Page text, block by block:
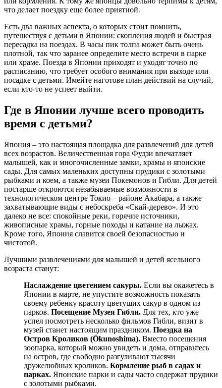
что делает поездку еще более приятной.
Есть два важных аспекта, о которых стоит помнить,
путешествуя с детьми в Японии: скопления людей и быстрая
пересадка на поездах. В часы пик толпа может быть очень
плотной, так что заранее определите место встречи в парке
или храме. Поезда в Японии приходят и уходят точно по
расписанию, что требует особого внимания при выходе или
посадке с детьми. Имейте наготове план действий на случай,
если кто-то не успеет выйти.
Где в Японии лучше всего проводить
время с детьми?
Япония – это настоящая площадка для развлечений для детей
всех возрастов. Величественная гора Фудзи впечатляет
малышей, как и многочисленные замки, храмы и японские
сады. Для самых маленьких доступны прудики с золотыми
рыбками и коем, а также музеи Покемонов и Гибли. Для детей
постарше откроются незабываемые возможности в
технологическом центре Токио – районе Акабара, а также
захватывающие виды с небоскреба «Скай-дерево». И это
далеко не все: спокойные реки, горячие источники,
живописные храмы, горные походы и катание на лыжах.
Кроме того, Япония славится своей безопасностью и
чистотой.
Лучшими развлечениями для малышей и детей ясельного
возраста станут:
Наслаждение цветением сакуры. Если вы окажетесь в
Японии в марте, не упустите возможность показать
своему ребенку красоту цветущих сакур в одном из
парков. Посещение Музея Гибли. Для тех, кто уже
успел посмотреть несколько фильмов Гибли, визит в
музей станет настоящим праздником. Поездка на
Остров Кроликов (Ōkunoshima). Вместо посещения
зоопарка, который можно увидеть и дома, отправьтесь
на остров, где свободно разгуливают тысячи
дружелюбных кроликов. Кормление рыб в садах и
парках. Японские парки и сады часто содержат прудики
с золотыми рыбками.